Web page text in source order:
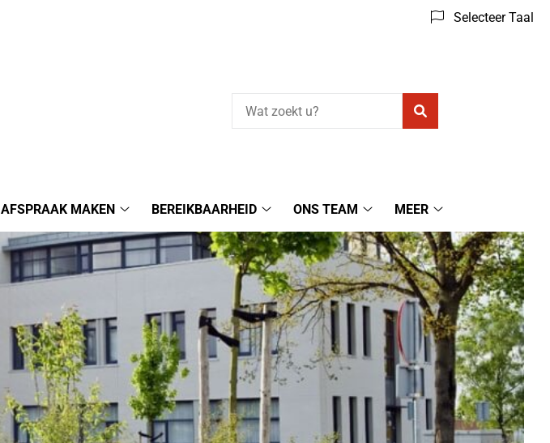
Selecteer Taal
AFSPRAAK MAKEN
maken
submenu
BEREIKBAARHEID
submenu
ONS TEAM
Team
submenu
MEER
submenu